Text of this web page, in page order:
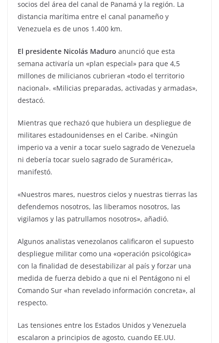
socios del área del canal de Panamá y la región. La
distancia marítima entre el canal panameño y
Venezuela es de unos 1.400 km.
El presidente Nicolás Maduro anunció que esta
semana activaría un «plan especial» para que 4,5
millones de milicianos cubrieran «todo el territorio
nacional». «Milicias preparadas, activadas y armadas»,
destacó.
Mientras que rechazó que hubiera un despliegue de
militares estadounidenses en el Caribe. «Ningún
imperio va a venir a tocar suelo sagrado de Venezuela
ni debería tocar suelo sagrado de Suramérica»,
manifestó.
«Nuestros mares, nuestros cielos y nuestras tierras las
defendemos nosotros, las liberamos nosotros, las
vigilamos y las patrullamos nosotros», añadió.
Algunos analistas venezolanos calificaron el supuesto
despliegue militar como una «operación psicológica»
con la finalidad de desestabilizar al país y forzar una
medida de fuerza debido a que ni el Pentágono ni el
Comando Sur «han revelado información concreta», al
respecto.
Las tensiones entre los Estados Unidos y Venezuela
escalaron a principios de agosto, cuando EE.UU.